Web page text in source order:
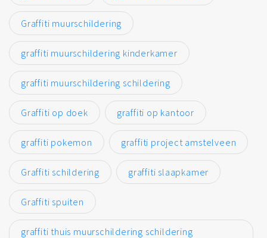
Graffiti muurschildering
graffiti muurschildering kinderkamer
graffiti muurschildering schildering
Graffiti op doek graffiti op kantoor
graffiti pokemon graffiti project amstelveen
Graffiti schildering graffiti slaapkamer
Graffiti spuiten
graffiti thuis muurschildering schildering